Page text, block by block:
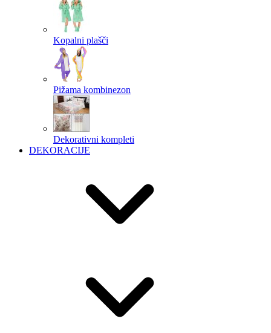
Kopalni plašči
Pižama kombinezon
Dekorativni kompleti
DEKORACIJE